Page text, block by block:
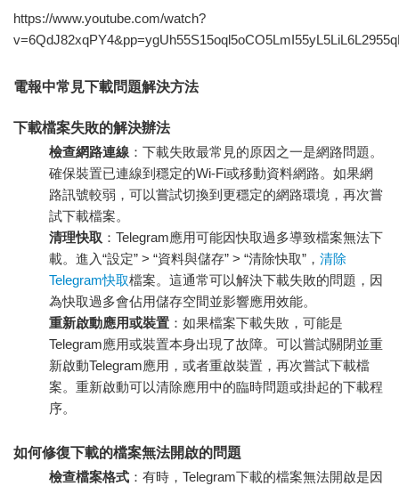
https://www.youtube.com/watch?
電報中常見下載問題解決方法
下載檔案失敗的解決辦法
檢查網路連線 ：下載失敗最常見的原因之一是網路問題。
確保裝置已連線到穩定的Wi-Fi或移動資料網路。如果網
路訊號較弱，可以嘗試切換到更穩定的網路環境，再次嘗
試下載檔案。
清理快取 ：Telegram應用可能因快取過多導致檔案無法下
載。進入“設定” > “資料與儲存” > “清除快取”， 清除
Telegram快取檔案。這通常可以解決下載失敗的問題，因
為快取過多會佔用儲存空間並影響應用效能。
重新啟動應用或裝置 ：如果檔案下載失敗，可能是
Telegram應用或裝置本身出現了故障。可以嘗試關閉並重
新啟動Telegram應用，或者重啟裝置，再次嘗試下載檔
案。重新啟動可以清除應用中的臨時問題或掛起的下載程
序。
如何修復下載的檔案無法開啟的問題
檢查檔案格式 ：有時，Telegram下載的檔案無法開啟是因